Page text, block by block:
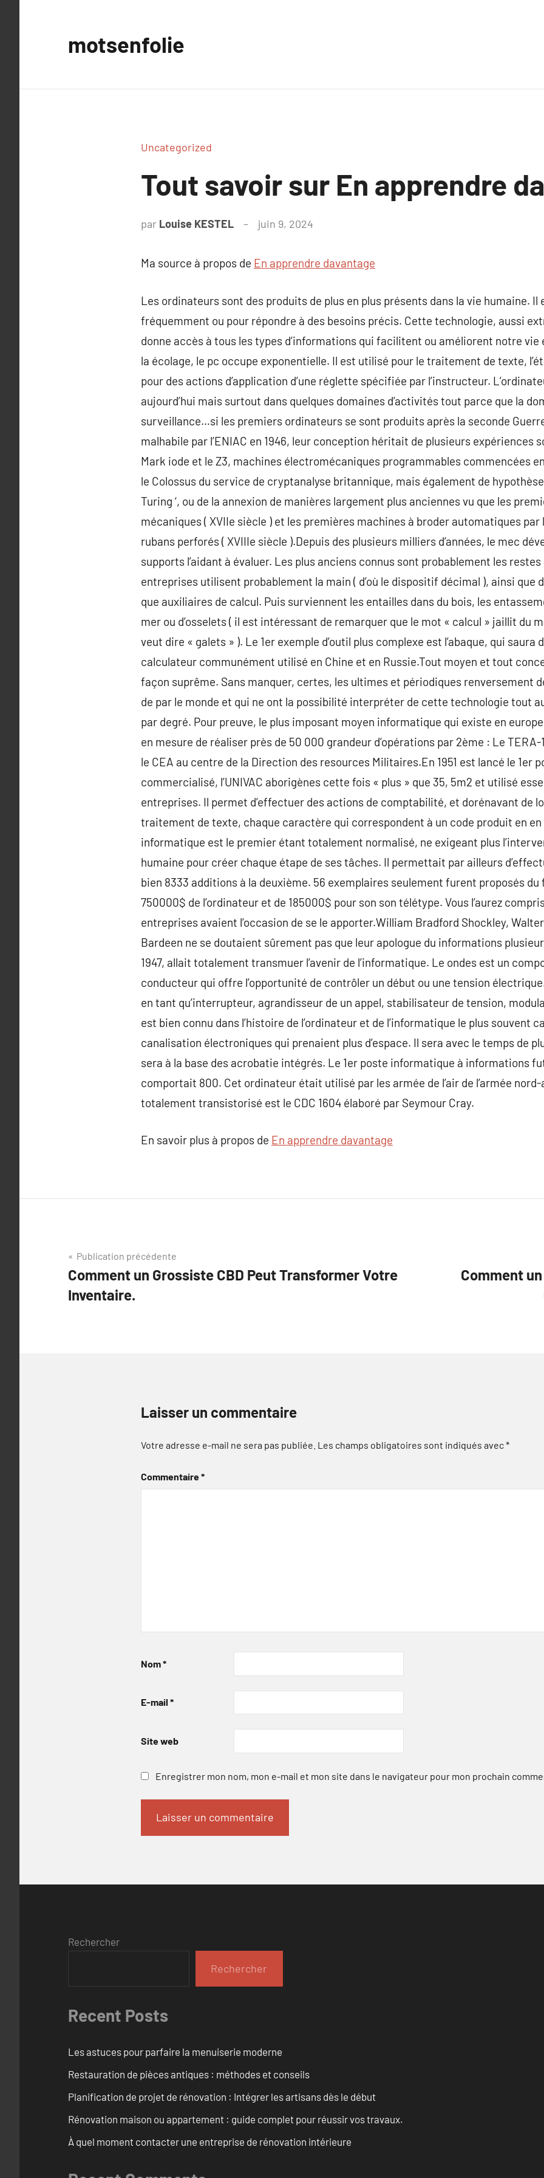
motsenfolie
Uncategorized
Tout savoir sur En apprendre
par Louise KESTEL juin 9, 2024
Ma source à propos de En apprendre davantage
Les ordinateurs sont des produits de plus en plus présents dans la vie humaine.
fréquemment ou pour répondre à des besoins précis. Cette technologie, aussi
donne accès à tous les types d’informations qui facilitent ou améliorent notre vie
la écolage, le pc occupe exponentielle. Il est utilisé pour le traitement de texte,
pour des actions d’application d’une réglette spécifiée par l’instructeur.
aujourd’hui mais surtout dans quelques domaines d’activités tout parce que la
surveillance…si les premiers ordinateurs se sont produits après la seconde
malhabile par l’ENIAC en 1946, leur conception héritait de plusieurs expériences
Mark iode et le Z3, machines électromécaniques programmables commencées
le Colossus du service de cryptanalyse britannique, mais également de
Turing ‘, ou de la annexion de manières largement plus anciennes vu que les
mécaniques ( XVIIe siècle ) et les premières machines à broder automatiques
rubans perforés ( XVIIIe siècle ).Depuis des plusieurs milliers d’années, le mec
supports l’aidant à évaluer. Les plus anciens connus sont probablement les restes
entreprises utilisent probablement la main ( d’où le dispositif décimal ), ainsi que
que auxiliaires de calcul. Puis surviennent les entailles dans du bois, les
mer ou d’osselets ( il est intéressant de remarquer que le mot « calcul » jaillit du
veut dire « galets » ). Le 1er exemple d’outil plus complexe est l’abaque, qui saura
calculateur communément utilisé en Chine et en Russie.Tout moyen et tout
façon suprême. Sans manquer, certes, les ultimes et périodiques renversement
de par le monde et qui ne ont la possibilité interpréter de cette technologie tout
par degré. Pour preuve, le plus imposant moyen informatique qui existe en
en mesure de réaliser près de 50 000 grandeur d’opérations par 2ème : Le
le CEA au centre de la Direction des resources Militaires.En 1951 est lancé le 1er
commercialisé, l’UNIVAC aborigènes cette fois « plus » que 35, 5m2 et utilisé
entreprises. Il permet d’effectuer des actions de comptabilité, et dorénavant de
traitement de texte, chaque caractère qui correspondent à un code produit en en
informatique est le premier étant totalement normalisé, ne exigeant plus
humaine pour créer chaque étape de ses tâches. Il permettait par ailleurs
bien 8333 additions à la deuxième. 56 exemplaires seulement furent proposés
750000$ de l’ordinateur et de 185000$ pour son son télétype. Vous l’aurez
entreprises avaient l’occasion de se le apporter.William Bradford Shockley,
Bardeen ne se doutaient sûrement pas que leur apologue du informations
1947, allait totalement transmuer l’avenir de l’informatique. Le ondes est un
conducteur qui offre l’opportunité de contrôler un début ou une tension
en tant qu’interrupteur, agrandisseur de un appel, stabilisateur de tension,
est bien connu dans l’histoire de l’ordinateur et de l’informatique le plus souvent
canalisation électroniques qui prenaient plus d’espace. Il sera avec le temps de
sera à la base des acrobatie intégrés. Le 1er poste informatique à informations
comportait 800. Cet ordinateur était utilisé par les armée de l’air de l’armée
totalement transistorisé est le CDC 1604 élaboré par Seymour Cray.
En savoir plus à propos de En apprendre davantage
Navigation
de
l’article
Publication précédente
Comment un Grossiste CBD Peut Transformer Votre
Inventaire.
Comment
Laisser un commentaire
Votre adresse e-mail ne sera pas publiée. Les champs obligatoires sont indiqués avec*
Commentaire*
Nom*
E-mail *
Site web
Enregistrer mon nom, mon e-mail et mon site dans le navigateur pour mon prochain
Rechercher
Rechercher
Recent Posts
Les astuces pour parfaire la menuiserie moderne
Restauration de pièces antiques : méthodes et conseils
Planification de projet de rénovation : Intégrer les artisans dès le début
Rénovation maison ou appartement : guide complet pour réussir vos travaux.
À quel moment contacter une entreprise de rénovation intérieure